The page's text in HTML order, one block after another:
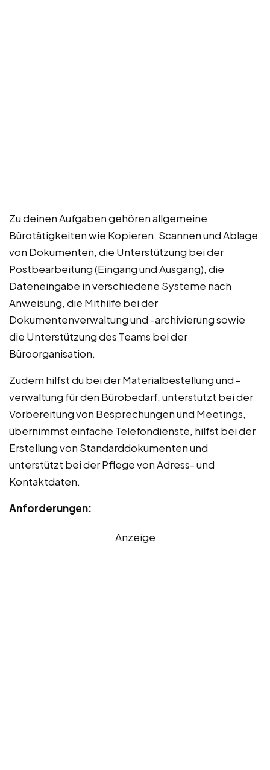
Zu deinen Aufgaben gehören allgemeine
Bürotätigkeiten wie Kopieren, Scannen und Ablage
von Dokumenten, die Unterstützung bei der
Postbearbeitung (Eingang und Ausgang), die
Dateneingabe in verschiedene Systeme nach
Anweisung, die Mithilfe bei der
Dokumentenverwaltung und -archivierung sowie
die Unterstützung des Teams bei der
Büroorganisation.
Zudem hilfst du bei der Materialbestellung und -
verwaltung für den Bürobedarf, unterstützt bei der
Vorbereitung von Besprechungen und Meetings,
übernimmst einfache Telefondienste, hilfst bei der
Erstellung von Standarddokumenten und
unterstützt bei der Pflege von Adress- und
Kontaktdaten.
Anforderungen:
Anzeige